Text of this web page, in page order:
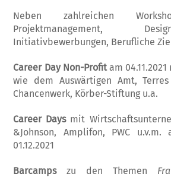
Neben zahlreichen
Projektmanagement,
Initiativbewerbungen, Berufliche
Career Day Non-Profitam
wie dem Auswärtigen Amt,
Chancenwerk, Körber-Stiftung u.a.
Career Daysmit
&Johnson, Amplifon, PWC u.v.m.
01.12.2021
Barcampszu den Themen